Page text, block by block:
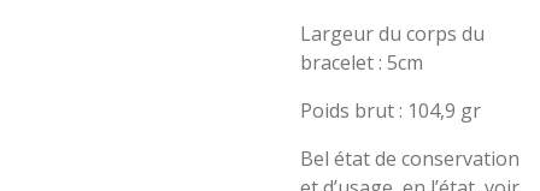
Largeur du corps du
bracelet : 5cm
Poids brut : 104,9 gr
Bel état de conservation